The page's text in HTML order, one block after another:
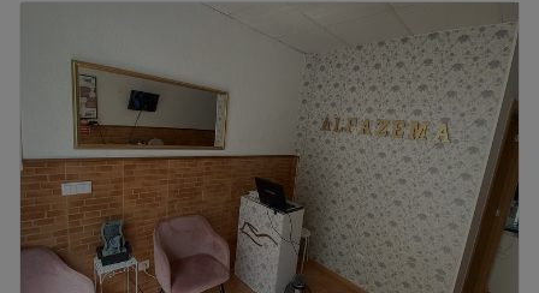
09:00
09:00–20:00
Quinta-feira
09:00–20:00
Sexta-feira
09:00– 20:00
Sábado
09:00–20:00
Domingo
Fechado
O D'Limas é um studio de beleza e estética brasileira,
que fica localizado numa das áreas mais movimentadas
do centro histórico de Abrantes. Fica próximo ao